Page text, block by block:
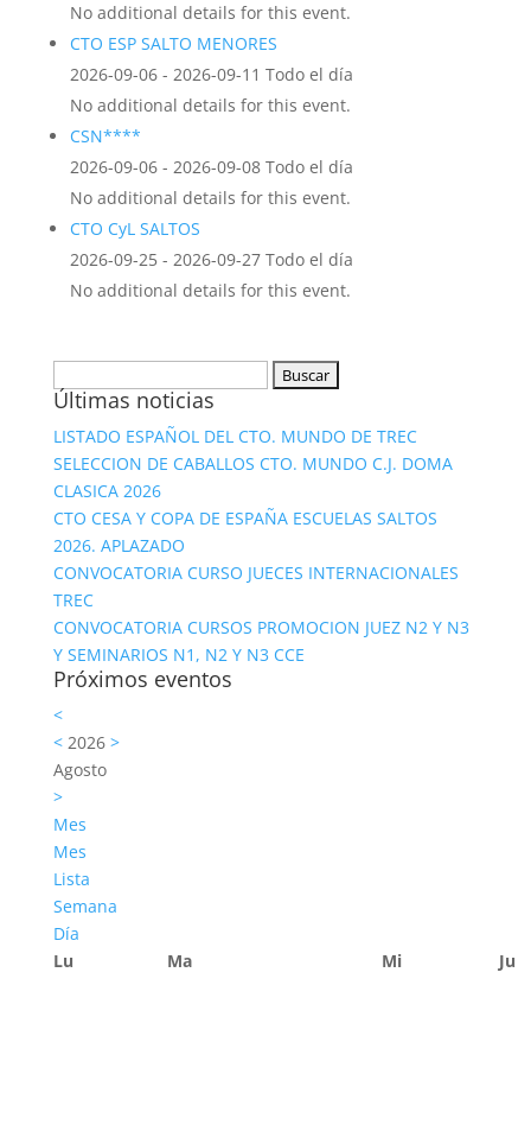
No additional details for this event.
CTO ESP SALTO MENORES
2026-09-06 - 2026-09-11 Todo el día
No additional details for this event.
CSN****
2026-09-06 - 2026-09-08 Todo el día
No additional details for this event.
CTO CyL SALTOS
2026-09-25 - 2026-09-27 Todo el día
No additional details for this event.
Últimas noticias
LISTADO ESPAÑOL DEL CTO. MUNDO DE TREC
SELECCION DE CABALLOS CTO. MUNDO C.J. DOMA
CLASICA 2026
CTO CESA Y COPA DE ESPAÑA ESCUELAS SALTOS
2026. APLAZADO
CONVOCATORIA CURSO JUECES INTERNACIONALES
TREC
CONVOCATORIA CURSOS PROMOCION JUEZ N2 Y N3
Y SEMINARIOS N1, N2 Y N3 CCE
Próximos eventos
<
<2026 >
Agosto
>
Mes
Mes
Lista
Semana
Día
Lu
Ma Mi Ju